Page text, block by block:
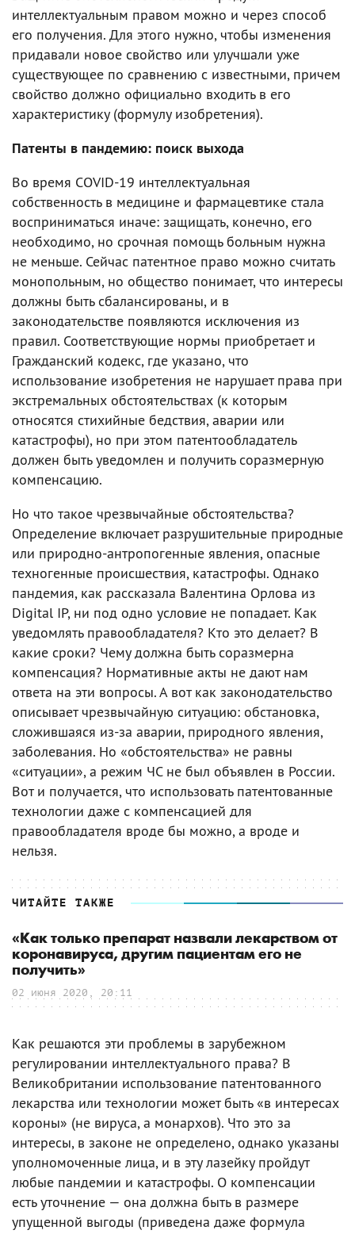
интеллектуальным правом можно и через способ
его получения. Для этого нужно, чтобы изменения
придавали новое свойство или улучшали уже
существующее по сравнению с известными, причем
свойство должно официально входить в его
характеристику (формулу изобретения).
Патенты в пандемию: поиск выхода
Во время COVID-19 интеллектуальная
собственность в медицине и фармацевтике стала
восприниматься иначе: защищать, конечно, его
необходимо, но срочная помощь больным нужна
не меньше. Сейчас патентное право можно считать
монопольным, но общество понимает, что интересы
должны быть сбалансированы, и в
законодательстве появляются исключения из
правил. Соответствующие нормы приобретает и
Гражданский кодекс, где указано, что
использование изобретения не нарушает права при
экстремальных обстоятельствах (к которым
относятся стихийные бедствия, аварии или
катастрофы), но при этом патентообладатель
должен быть уведомлен и получить соразмерную
компенсацию.
Но что такое чрезвычайные обстоятельства?
Определение включает разрушительные природные
или природно-антропогенные явления, опасные
техногенные происшествия, катастрофы. Однако
пандемия, как рассказала Валентина Орлова из
Digital IP, ни под одно условие не попадает. Как
уведомлять правообладателя? Кто это делает? В
какие сроки? Чему должна быть соразмерна
компенсация? Нормативные акты не дают нам
ответа на эти вопросы. А вот как законодательство
описывает чрезвычайную ситуацию: обстановка,
сложившаяся из-за аварии, природного явления,
заболевания. Но «обстоятельства» не равны
«ситуации», а режим ЧС не был объявлен в России.
Вот и получается, что использовать патентованные
технологии даже с компенсацией для
правообладателя вроде бы можно, а вроде и
нельзя.
ЧИТАЙТЕ ТАКЖЕ
«Как только препарат назвали лекарством от
коронавируса, другим пациентам его не
получить»
02 июня 2020, 20:11
Как решаются эти проблемы в зарубежном
регулировании интеллектуального права? В
Великобритании использование патентованного
лекарства или технологии может быть «в интересах
короны» (не вируса, а монархов). Что это за
интересы, в законе не определено, однако указаны
уполномоченные лица, и в эту лазейку пройдут
любые пандемии и катастрофы. О компенсации
есть уточнение — она должна быть в размере
упущенной выгоды (приведена даже формула